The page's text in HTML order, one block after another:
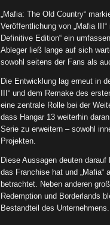
„Mafia: The Old Country“
Veröffentlichung von „Mafia
Definitive Edition“ ein
Ableger ließ lange auf sich
sowohl seitens der Fans als
Die Entwicklung lag erneut in
III“ und dem Remake des
eine zentrale Rolle bei der
dass Hangar 13 weiterhin
Serie zu erweitern – sowohl
Projekten.
Diese Aussagen deuten
das Franchise hat und
betrachtet. Neben anderen
Redemption und Borderlands
Bestandteil des Unternehmens.